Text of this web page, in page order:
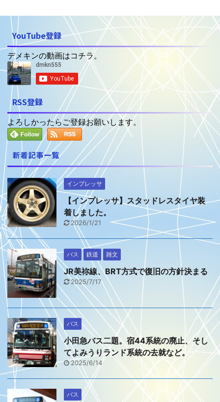
YouTube登録
デメキンの動画はコチラ。
RSS登録
よろしかったらご登録お願いします。
新着記事一覧
インプレッサ
【インプレッサ】スタッドレスタイヤ装
着しました。
2026/1/21
バス 鉄道 雑文
JR美祢線、BRT方式で復旧の方針決まる
2025/7/17
バス
小田急バス二題。宿44系統の廃止、そし
てよみうりランド系統の去就など。
2025/6/14
バス